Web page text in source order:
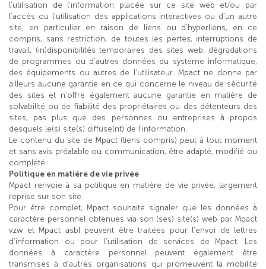
l’utilisation de l’information placée sur ce site web et/ou par
l’accès ou l’utilisation des applications interactives ou d’un autre
site, en particulier en raison de liens ou d’hyperliens, en ce
compris, sans restriction, de toutes les pertes, interruptions de
travail, (in)disponibilités temporaires des sites web, dégradations
de programmes ou d’autres données du système informatique,
des équipements ou autres de l’utilisateur. Mpact ne donne par
ailleurs aucune garantie en ce qui concerne le niveau de sécurité
des sites et n’offre également aucune garantie en matière de
solvabilité ou de fiabilité des propriétaires ou des détenteurs des
sites, pas plus que des personnes ou entreprises à propos
desquels le(s) site(s) diffuse(nt) de l’information.
Le contenu du site de Mpact (liens compris) peut à tout moment
et sans avis préalable ou communication, être adapté, modifié ou
complété.
Politique en matière de vie privée
Mpact renvoie à sa politique en matière de vie privée, largement
reprise sur son site.
Pour être complet, Mpact souhaite signaler que les données à
caractère personnel obtenues via son (ses) site(s) web par Mpact
vzw et Mpact asbl peuvent être traitées pour l’envoi de lettres
d’information ou pour l’utilisation de services de Mpact. Les
données à caractère personnel peuvent également être
transmises à d’autres organisations qui promeuvent la mobilité